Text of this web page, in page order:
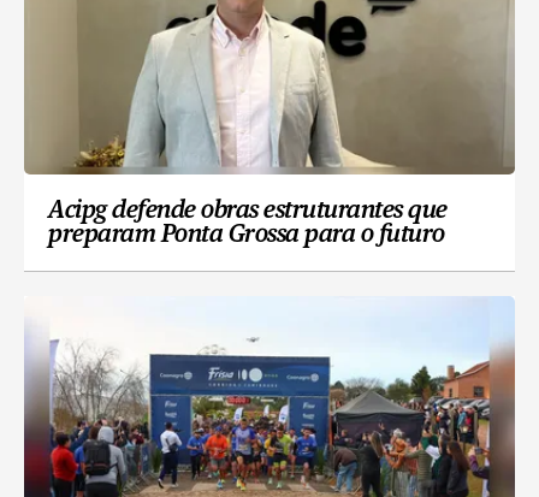
Acipg defende obras estruturantes que
preparam Ponta Grossa para o futuro